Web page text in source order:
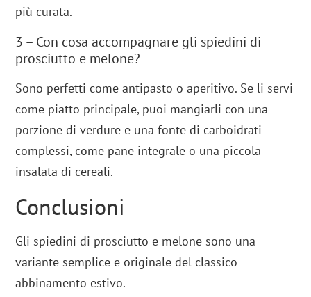
più curata.
3 – Con cosa accompagnare gli spiedini di
prosciutto e melone?
Sono perfetti come antipasto o aperitivo. Se li servi
come piatto principale, puoi mangiarli con una
porzione di verdure e una fonte di carboidrati
complessi, come pane integrale o una piccola
insalata di cereali.
Conclusioni
Gli spiedini di prosciutto e melone sono una
variante semplice e originale del classico
abbinamento estivo.